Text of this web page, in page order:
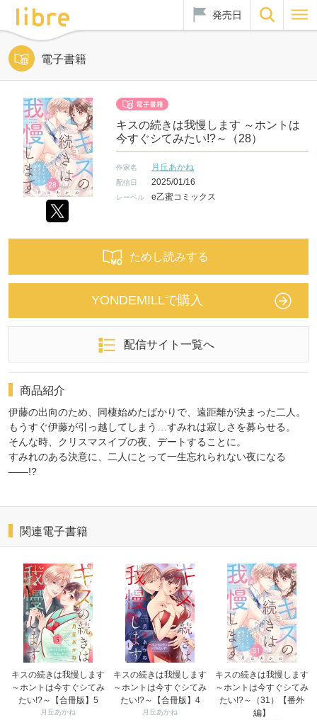
発売日
電子書籍
キスの続きは我慢します ～ホントは
今すぐシてみたい!?～（28）
作家名 月丘あかね
配信日 2025/01/16
レーベル e乙蜜コミックス
ためし読みする
YONDEMILLで購入
配信サイト一覧へ
商品紹介
伊藤の出向のため、同棲始めたばかりで、遠距離が決まった二人。
もうすぐ伊藤が引っ越してしまう…すみれは寂しさを募らせる。
そんな時、クリスマスイブの夜、デートすることに。
すみれのある決意に、二人にとって一生忘れられない夜になる
――!?
関連電子書籍
キスの続きは我慢します
～ホントは今すぐシてみ
たい!?～【合冊版】5
月丘あかね
キスの続きは我慢します
～ホントは今すぐシてみ
たい!?～【合冊版】4
月丘あかね
キスの続きは我慢します
～ホントは今すぐシてみ
たい!?～（31）【番外
編】